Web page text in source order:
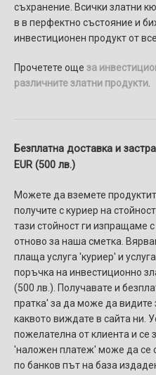
съхранение. Всички златни
в в перфектно състояние и
инвестиционен продукт от
Прочетете още за
различните златни продукти
Безплатна доставка и
EUR (500 лв.)
Можете да вземете
получите с куриер на
тази стойност ги изпращаме
отново за наша сметка.
плаща услуга 'куриер' и
поръчка на инвестиционно
(500 лв.). Получавате и
пратка' за да може да
каквото виждате в сайта ни.
пожелателнa от клиента и се
'наложен платеж' може да се
по банков път на база